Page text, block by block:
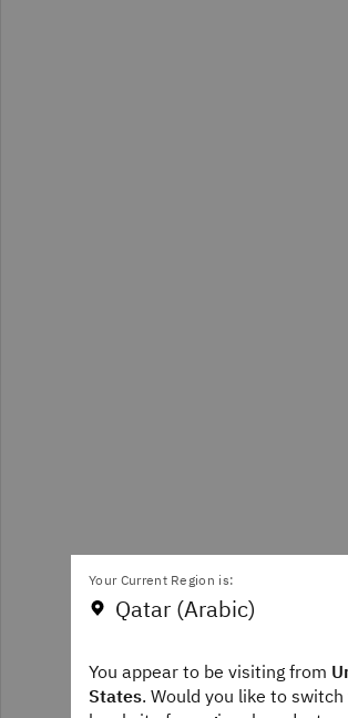
Your Current Region is:
Qatar (Arabic)
You appear to be visiting from
States. Would you like to